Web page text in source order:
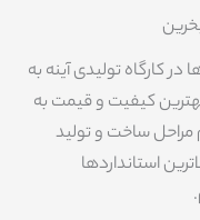
در کارگاه تولیدی آینه به
کیفیت و قیمت به
ساخت و تولید
استانداردها